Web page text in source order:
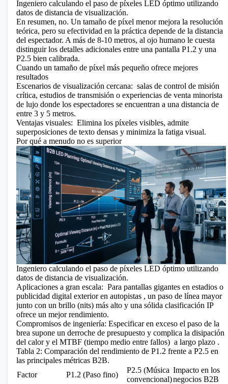
Ingeniero calculando el paso de píxeles LED óptimo utilizando
datos de distancia de visualización.
En resumen, no. Un tamaño de píxel menor mejora la resolución
teórica, pero su efectividad en la práctica depende de la distancia
del espectador. A más de 8-10 metros, al ojo humano le cuesta
distinguir los detalles adicionales entre una pantalla P1.2 y una
P2.5 bien calibrada.
Cuando un tamaño de píxel más pequeño ofrece mejores
resultados
Escenarios de visualización cercana: salas de control de misión
crítica, estudios de transmisión o experiencias de venta minorista
de lujo donde los espectadores se encuentran a una distancia de
entre 3 y 5 metros.
Ventajas visuales: Elimina los píxeles visibles, admite
superposiciones de texto densas y minimiza la fatiga visual.
Por qué a menudo no es superior
Ingeniero calculando el paso de píxeles LED óptimo utilizando
datos de distancia de visualización.
Aplicaciones a gran escala: Para pantallas gigantes en estadios o
publicidad digital exterior en autopistas , un paso de línea mayor
junto con un brillo (nits) más alto y una sólida clasificación IP
ofrece un mejor rendimiento.
Compromisos de ingeniería: Especificar en exceso el paso de la
brea supone un derroche de presupuesto y complica la disipación
del calor y el MTBF (tiempo medio entre fallos) a largo plazo .
Tabla 2: Comparación del rendimiento de P1.2 frente a P2.5 en
las principales métricas B2B.
Factor
P1.2 (Paso fino)
P2.5 (Música
convencional)
Impacto en los
negocios B2B